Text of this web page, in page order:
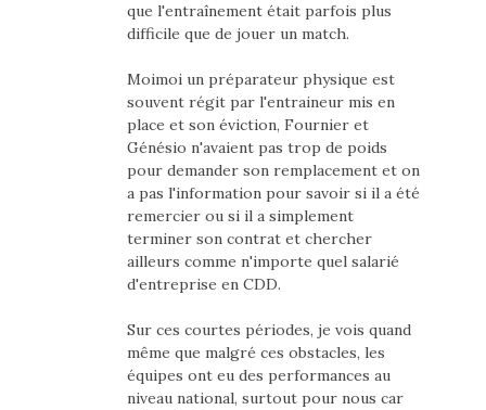
que l'entraînement était parfois plus
difficile que de jouer un match.
Moimoi un préparateur physique est
souvent régit par l'entraineur mis en
place et son éviction, Fournier et
Génésio n'avaient pas trop de poids
pour demander son remplacement et on
a pas l'information pour savoir si il a été
remercier ou si il a simplement
terminer son contrat et chercher
ailleurs comme n'importe quel salarié
d'entreprise en CDD.
Sur ces courtes périodes, je vois quand
même que malgré ces obstacles, les
équipes ont eu des performances au
niveau national, surtout pour nous car